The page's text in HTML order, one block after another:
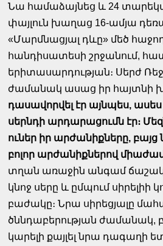
Նա համաձայնեց և 24
փայլուն խաղաց 16-ամյա
«Մարմնացյալ դևը» մեծ
հանդիսատեսի շրջանում,
երիտասարդության։ Սերժ
ժամանակ ասաց իր հայտնի
դասավորվել էր այնպես,
սերնդի արդարացումն էր։
ուներ իր արժանիքները,
բոլոր արժանիքներով
տղան առաջին անգամ
կնոջ սերը և ըմպում սիրելիի
բաժակը։ Նրա սիրեցյալը
ծննդաբերության ժամանակ,
կարելի քայլել նրա դագաղի